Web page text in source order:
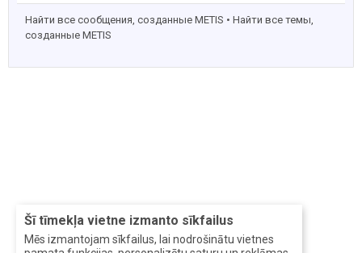
Šī tīmekļa vietne izmanto sīkfailus
Mēs izmantojam sīkfailus, lai nodrošinātu vietnes
Найти все сообщения, созданные METIS
Найти все темы,
созданные METIS